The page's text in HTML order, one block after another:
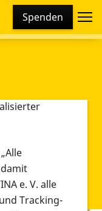
Spenden
Cookies und
Cookies und
e. V. alle
Tracking-